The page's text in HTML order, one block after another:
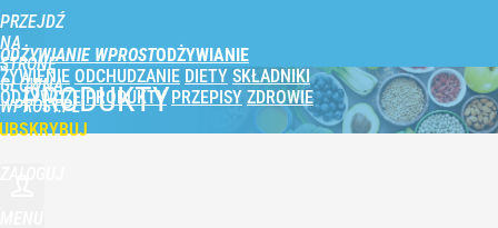
PRZEJDŹ
NA
STRONĘ
GŁÓWNĄ
WPROST.PL
ODŻYWIANIE WPROST
ŻYWIENIE ODCHUDZANIE DIETY SKŁADNIKI
ODŻYWCZE PRODUKTY PRZEPISY ZDROWIE
PRODUKTY